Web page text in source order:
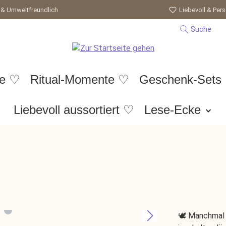
Umweltfreundlich Liebevoll &
Suche
♡ Ritual-Momente ♡ Geschenk-
Liebevoll aussortiert ♡ Lese-Ecke
🕊️ Manchmal